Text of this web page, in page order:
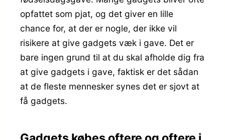
opfattet som pjat, og det giver en lille
chance for, at der er nogle, der ikke vil
risikere at give gadgets væk i gave. Det er
bare ingen grund til at du skal afholde dig fra
at give gadgets i gave, faktisk er det sådan
at de fleste mennesker synes det er sjovt at
få gadgets.